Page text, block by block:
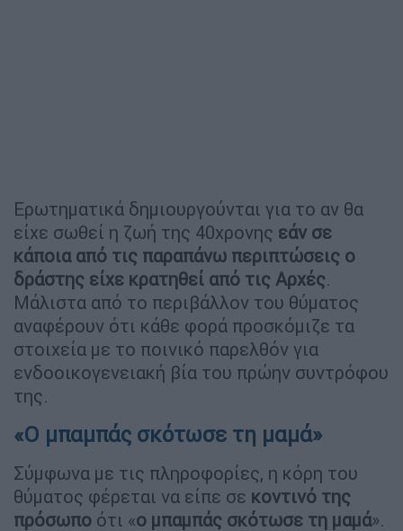
Ερωτηματικά δημιουργούνται για το αν θα
είχε σωθεί η ζωή της 40χρονης εάν σε
κάποια από τις παραπάνω περιπτώσεις ο
δράστης είχε κρατηθεί από τις Αρχές.
Μάλιστα από το περιβάλλον του θύματος
αναφέρουν ότι κάθε φορά προσκόμιζε τα
στοιχεία με το ποινικό παρελθόν για
ενδοοικογενειακή βία του πρώην συντρόφου
της.
«Ο μπαμπάς σκότωσε τη μαμά»
Σύμφωνα με τις πληροφορίες, η κόρη του
θύματος φέρεται να είπε σε κοντινό της
πρόσωπο ότι «ο μπαμπάς σκότωσε τη μαμά».